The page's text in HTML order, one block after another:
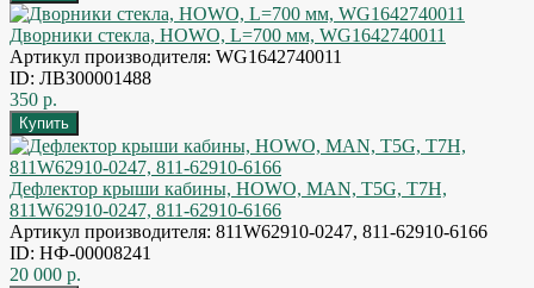
Дворники стекла, HOWO, L=700 мм, WG1642740011
Артикул производителя: WG1642740011
ID: ЛВЗ00001488
350 р.
Дефлектор крыши кабины, HOWO, MAN, T5G, T7H,
811W62910-0247, 811-62910-6166
Артикул производителя: 811W62910-0247, 811-62910-6166
ID: НФ-00008241
20 000 р.